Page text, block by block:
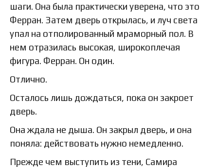
шаги. Она была практически уверена, что это
Ферран. Затем дверь открылась, и луч света
упал на отполированный мраморный пол. В
нем отразилась высокая, широкоплечая
фигура. Ферран. Он один.
Отлично.
Осталось лишь дождаться, пока он закроет
дверь.
Она ждала не дыша. Он закрыл дверь, и она
поняла: действовать нужно немедленно.
Прежде чем выступить из тени, Самира